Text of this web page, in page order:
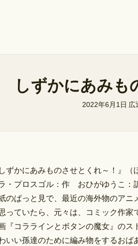
しずかにあみも
2022年6月1日 広
しずかにあみものさせとくれ～！』（
・プロスゴル：作 おひがゆうこ：
のぱっと見で、最近の海外物のアニ
っていたら、元々は、コミック作家
『コララインとボタンの魔女』のス
いい孫達のために編み物をするおば